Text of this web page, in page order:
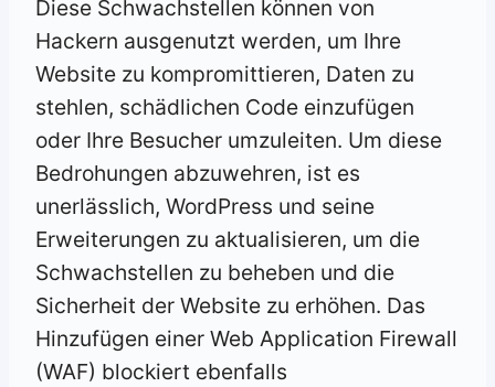
Diese Schwachstellen können von
Hackern ausgenutzt werden, um Ihre
Website zu kompromittieren, Daten zu
stehlen, schädlichen Code einzufügen
oder Ihre Besucher umzuleiten. Um diese
Bedrohungen abzuwehren, ist es
unerlässlich, WordPress und seine
Erweiterungen zu aktualisieren, um die
Schwachstellen zu beheben und die
Sicherheit der Website zu erhöhen. Das
Hinzufügen einer Web Application Firewall
(WAF) blockiert ebenfalls